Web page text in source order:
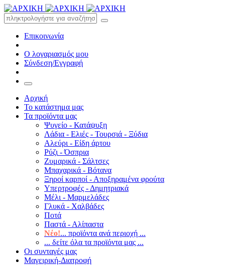
Επικοινωνία
Ο λογαριασμός μου
Σύνδεση/Εγγραφή
Αρχική
Το κατάστημα μας
Τα προϊόντα μας
Ψυγείο - Κατάψυξη
Λάδια - Ελιές - Τουρσιά - Ξύδια
Αλεύρι - Είδη άρτου
Ρύζι - Όσπρια
Ζυμαρικά - Σάλτσες
Μπαχαρικά - Βότανα
Ξηροί καρποί - Αποξηραμένα φρούτα
Υπερτροφές - Δημητριακά
Μέλι - Μαρμελάδες
Γλυκά - Χαλβάδες
Ποτά
Παστά - Αλίπαστα
Νέο!... προϊόντα ανά περιοχή ...
... δείτε όλα τα προϊόντα μας ...
Οι συνταγές μας
Μαγειρική-Διατροφή